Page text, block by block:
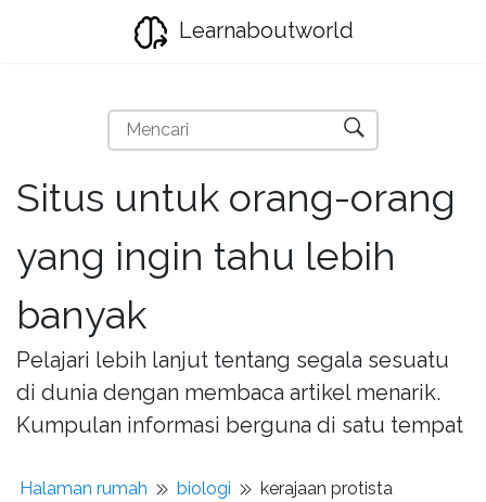
Learnaboutworld
Situs untuk orang-orang
yang ingin tahu lebih
banyak
Pelajari lebih lanjut tentang segala sesuatu
di dunia dengan membaca artikel menarik.
Kumpulan informasi berguna di satu tempat
Halaman rumah biologi kerajaan protista